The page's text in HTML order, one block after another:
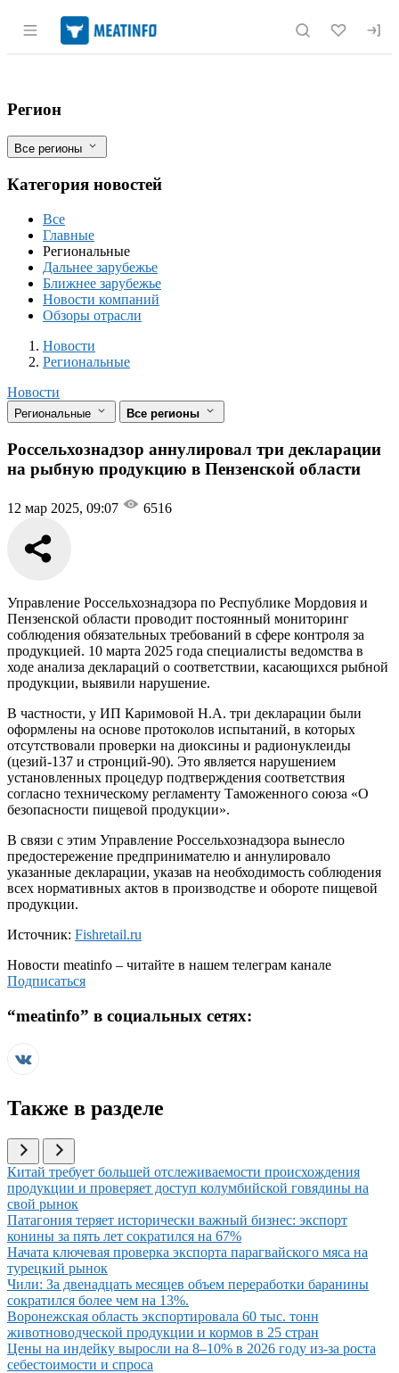
Раздел навигации по сайту
Россельхознадзор аннулировал три
Фильтры
Регион
Все регионы
Категория новостей
Все
Главные
Региональные
Дальнее зарубежье
Ближнее зарубежье
Новости компаний
Обзоры отрасли
Новости
Разделы
Новости
Региональные
Новости
Региональные Все регионы
Россельхознадзор аннулировал три декларации
на рыбную продукцию в Пензенской области
12 мар 2025, 09:07 6516
Управление Россельхознадзора по Республике Мордовия и
Пензенской области проводит постоянный мониторинг
соблюдения обязательных требований в сфере контроля за
продукцией. 10 марта 2025 года специалисты ведомства в
ходе анализа деклараций о соответствии, касающихся рыбной
продукции, выявили нарушение.
В частности, у ИП Каримовой Н.А. три декларации были
оформлены на основе протоколов испытаний, в которых
отсутствовали проверки на диоксины и радионуклеиды
(цезий-137 и стронций-90). Это является нарушением
установленных процедур подтверждения соответствия
согласно техническому регламенту Таможенного союза «О
безопасности пищевой продукции».
В связи с этим Управление Россельхознадзора вынесло
предостережение предпринимателю и аннулировало
указанные декларации, указав на необходимость соблюдения
всех нормативных актов в производстве и обороте пищевой
продукции.
Источник: Fishretail.ru
Новости meatinfo – читайте в нашем телеграм канале
Подписаться
“meatinfo” в социальных сетях:
Также в разделе
Иллюстрация новости
Китай требует большей отслеживаемости происхождения
продукции и проверяет доступ колумбийской говядины на
свой рынок
Иллюстрация новости
Патагония теряет исторически важный бизнес: экспорт
конины за пять лет сократился на 67%
Иллюстрация новости
Начата ключевая проверка экспорта парагвайского мяса на
турецкий рынок
Иллюстрация новости
Чили: За двенадцать месяцев объем переработки баранины
сократился более чем на 13%.
Иллюстрация новости
Воронежская область экспортировала 60 тыс. тонн
животноводческой продукции и кормов в 25 стран
Иллюстрация новости
Цены на индейку выросли на 8–10% в 2026 году из-за роста
себестоимости и спроса